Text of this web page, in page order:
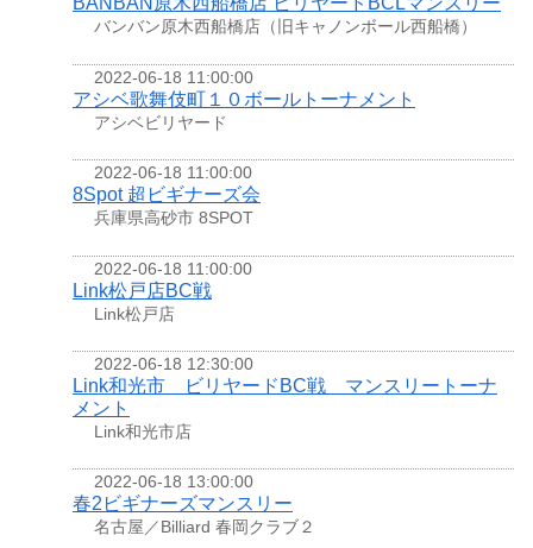
バンバン原木西船橋店（旧キャノンボール西船橋）
2022-06-18 11:00:00
アシベ歌舞伎町１０ボールトーナメント
アシベビリヤード
2022-06-18 11:00:00
8Spot 超ビギナーズ会
兵庫県高砂市 8SPOT
2022-06-18 11:00:00
Link松戸店BC戦
Link松戸店
2022-06-18 12:30:00
Link和光市 ビリヤードBC戦 マンスリートーナ
メント
Link和光市店
2022-06-18 13:00:00
春2ビギナーズマンスリー
名古屋／Billiard 春岡クラブ２